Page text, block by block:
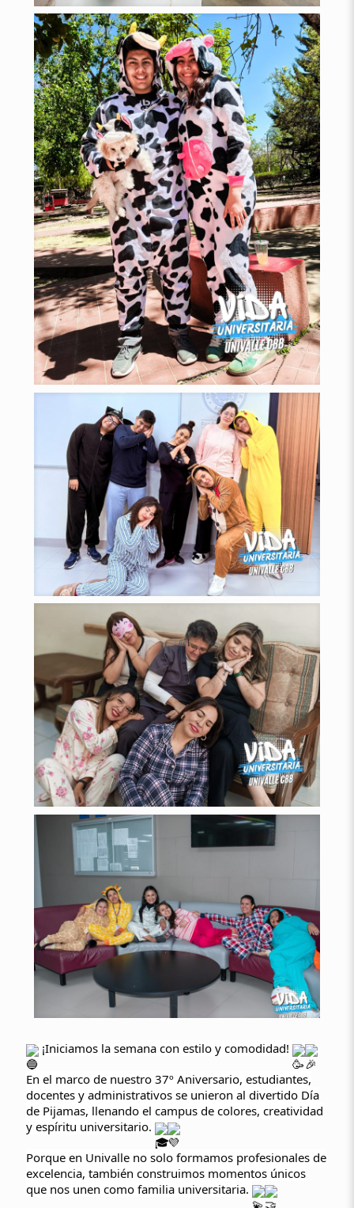
¡Iniciamos la semana con estilo y comodidad!
En el marco de nuestro 37º Aniversario, estudiantes,
docentes y administrativos se unieron al divertido Día
de Pijamas, llenando el campus de colores, creatividad
y espíritu universitario.
Porque en Univalle no solo formamos profesionales de
excelencia, también construimos momentos únicos
que nos unen como familia universitaria.